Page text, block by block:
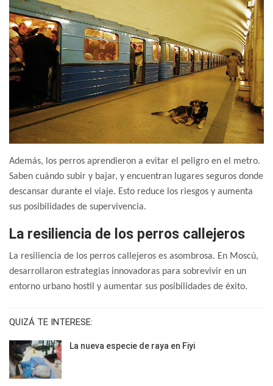
Además, los perros aprendieron a evitar el peligro en el metro.
Saben cuándo subir y bajar, y encuentran lugares seguros donde
descansar durante el viaje. Esto reduce los riesgos y aumenta
sus posibilidades de supervivencia.
La resiliencia de los perros callejeros
La resiliencia de los perros callejeros es asombrosa. En Moscú,
desarrollaron estrategias innovadoras para sobrevivir en un
entorno urbano hostil y aumentar sus posibilidades de éxito.
QUIZÁ TE INTERESE:
La nueva especie de raya en Fiyi